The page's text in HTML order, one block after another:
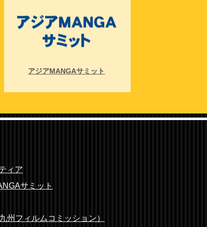
アジアMANGAサミット
ィア
サミット
州フィルムコミッション）